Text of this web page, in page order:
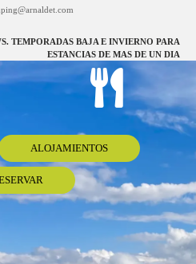
TEMPORADAS BAJA E INVIERNO PARA
ESTANCIAS DE MAS DE UN DIA
ALOJAMIENTOS